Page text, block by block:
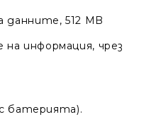
данните, 512 MB
на информация, чрез
батерията).